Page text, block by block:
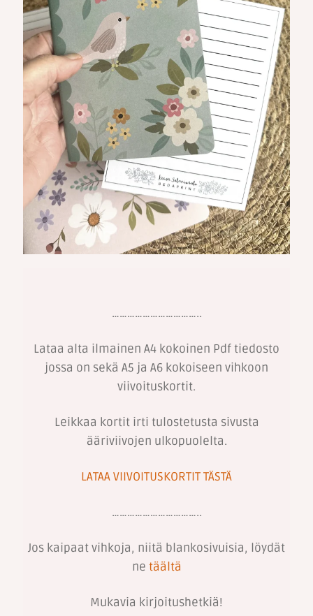
Jälleenmyyjille
……………………………..
Lataa alta ilmainen A4 kokoinen Pdf tiedosto
jossa on sekä A5 ja A6 kokoiseen vihkoon
viivoituskortit.
Leikkaa kortit irti tulostetusta sivusta
ääriviivojen ulkopuolelta.
LATAA VIIVOITUSKORTIT TÄSTÄ
……………………………..
Jos kaipaat vihkoja, niitä blankosivuisia, löydät
ne täältä
Mukavia kirjoitushetkiä!